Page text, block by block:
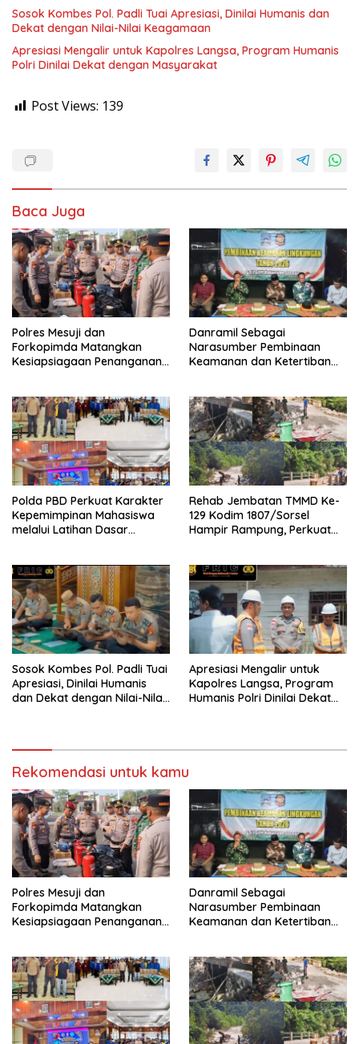
Sosok Kombes Pol. Padli Tuai Apresiasi, Dinilai Humanis dan
Dekat dengan Nilai-Nilai Keagamaan
Apresiasi Mengalir untuk Kapolres Langsa, Program Humanis
Polri Dinilai Dekat dengan Masyarakat
Post Views: 139
Baca Juga
Polres Mesuji dan
Forkopimda Matangkan
Kesiapsiagaan Penanganan
Danramil Sebagai
Narasumber Pembinaan
Keamanan dan Ketertiban
Polda PBD Perkuat Karakter
Kepemimpinan Mahasiswa
melalui Latihan Dasar
Rehab Jembatan TMMD Ke-
129 Kodim 1807/Sorsel
Hampir Rampung, Perkuat
Sesor
Sosok Kombes Pol. Padli Tuai
Apresiasi, Dinilai Humanis
dan Dekat dengan Nilai-Nilai
Apresiasi Mengalir untuk
Kapolres Langsa, Program
Humanis Polri Dinilai Dekat
Rekomendasi untuk kamu
Polres Mesuji dan
Forkopimda Matangkan
Kesiapsiagaan Penanganan
Danramil Sebagai
Narasumber Pembinaan
Keamanan dan Ketertiban